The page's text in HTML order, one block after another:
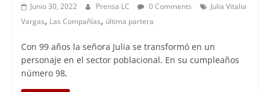
Junio 30, 2022 Prensa LC 0 Comments
Julia Vitalia
Vargas, Las Compañías, última partera
Con 99 años la señora Julia se transformó en un
personaje en el sector poblacional. En su cumpleaños
número 98,